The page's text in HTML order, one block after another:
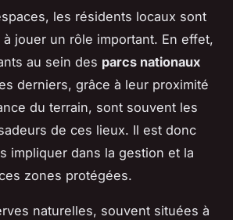
les résidents locaux sont
jouer un rôle important. En effet,
au sein des parcs nationaux
derniers, grâce à leur proximité
du terrain, sont souvent les
de ces lieux. Il est donc
impliquer dans la gestion et la
zones protégées.
naturelles, souvent situées à